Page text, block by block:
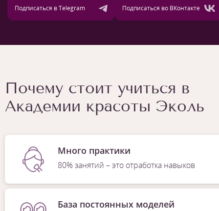
Подписаться в Telegram Подписаться во ВКонтакте
Почему стоит учиться в
Академии красоты Эколь
Много практики
80% занятий – это отработка навыков
База постоянных моделей